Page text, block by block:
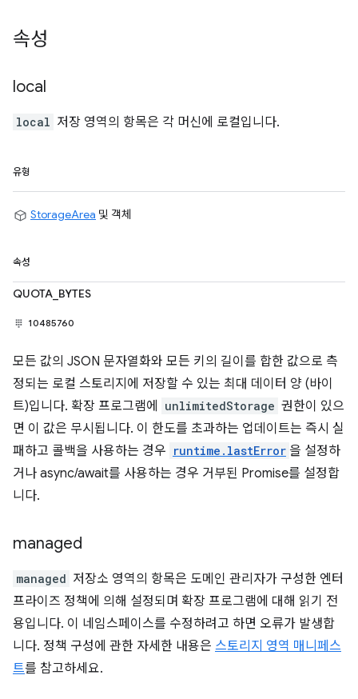
속성
local
local 저장 영역의 항목은 각 머신에 로컬입니다.
유형
StorageArea 및 객체
속성
QUOTA_BYTES
10485760
모든 값의 JSON 문자열화와 모든 키의 길이를 합한 값으로 측
정되는 로컬 스토리지에 저장할 수 있는 최대 데이터 양 (바이
트)입니다. 확장 프로그램에
unlimitedStorage 권한이 있으
면 이 값은 무시됩니다. 이 한도를 초과하는 업데이트는 즉시 실
패하고 콜백을 사용하는 경우 runtime.lastError 을 설정하
거나 async/await를 사용하는 경우 거부된 Promise를 설정합
니다.
managed
managed 저장소 영역의 항목은 도메인 관리자가 구성한 엔터
프라이즈 정책에 의해 설정되며 확장 프로그램에 대해 읽기 전
용입니다. 이 네임스페이스를 수정하려고 하면 오류가 발생합
니다. 정책 구성에 관한 자세한 내용은 스토리지 영역 매니페스
트를 참고하세요.